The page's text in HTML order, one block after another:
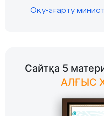
Оқу-ағарту
Сайтқа 5
АЛҒЫС